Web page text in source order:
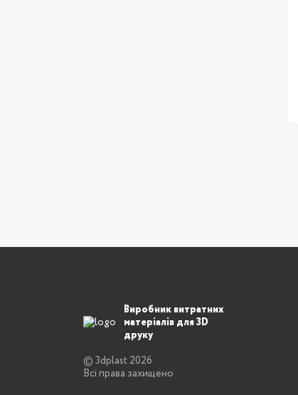
Виробник витратних
матеріалів для 3D
друку
© 3dplast 2026
Всі права захищено